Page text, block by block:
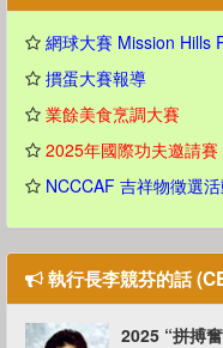
網球大賽 Mission Hills
摜蛋大賽報導
業餘美食烹調大賽
2025年國際功夫邀請賽
NCCCAF 吉祥物徵選
執行長李競芬的話
2025 “拼搏